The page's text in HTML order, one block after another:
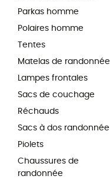
Parkas homme
Polaires homme
Tentes
Matelas de randonnée
Lampes frontales
Sacs de couchage
Réchauds
Sacs à dos randonnée
Piolets
Chaussures de
randonnée